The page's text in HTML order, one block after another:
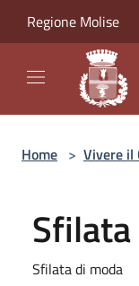
Regione Molise
Home > Vivere il
Sfilata di moda